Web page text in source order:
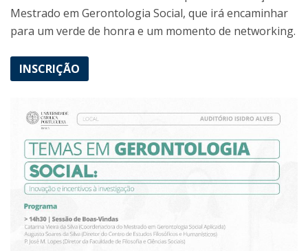
Mestrado em Gerontologia Social, que irá encaminhar
para um verde de honra e um momento de networking.
INSCRIÇÃO